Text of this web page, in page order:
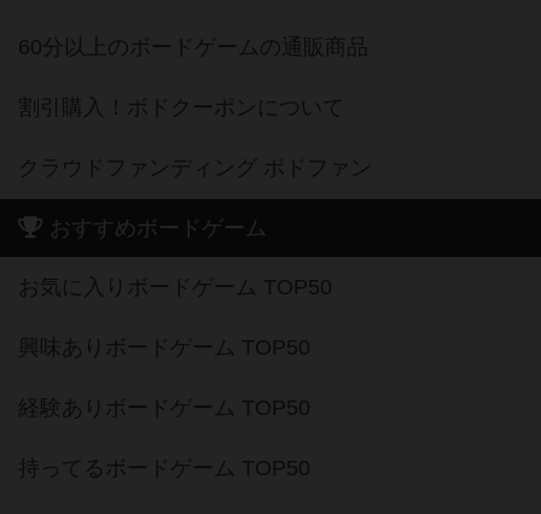
60分以上のボードゲームの通販商品
割引購入！ボドクーポンについて
クラウドファンディング ボドファン
おすすめボードゲーム
お気に入りボードゲーム TOP50
興味ありボードゲーム TOP50
経験ありボードゲーム TOP50
持ってるボードゲーム TOP50